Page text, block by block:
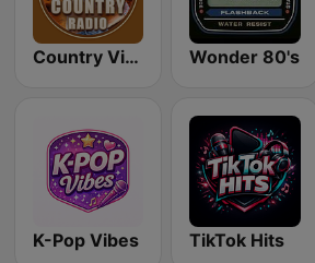
Country Vibes Wonder 80's
K-Pop Vibes TikTok Hits